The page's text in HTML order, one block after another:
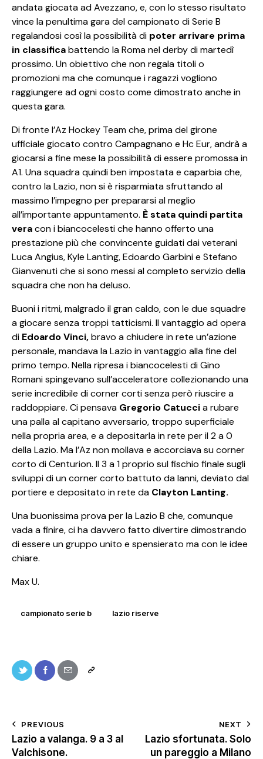
andata giocata ad Avezzano, e, con lo stesso risultato
vince la penultima gara del campionato di Serie B
regalandosi così la possibilità di poter arrivare prima
in classificabattendo la Roma nel derby di martedì
prossimo. Un obiettivo che non regala titoli o
promozioni ma che comunque i ragazzi vogliono
raggiungere ad ogni costo come dimostrato anche in
questa gara.
Di fronte l’Az Hockey Team che, prima del girone
ufficiale giocato contro Campagnano e Hc Eur, andrà a
giocarsi a fine mese la possibilità di essere promossa in
A1. Una squadra quindi ben impostata e caparbia che,
contro la Lazio, non si è risparmiata sfruttando al
massimo l’impegno per prepararsi al meglio
all’importante appuntamento. È stata quindi partita
veracon i biancocelesti che hanno offerto una
prestazione più che convincente guidati dai veterani
Luca Angius, Kyle Lanting, Edoardo Garbini e Stefano
Gianvenuti che si sono messi al completo servizio della
squadra che non ha deluso.
Buoni i ritmi, malgrado il gran caldo, con le due squadre
a giocare senza troppi tatticismi. Il vantaggio ad opera
di Edoardo Vinci,bravo a chiudere in rete un’azione
personale, mandava la Lazio in vantaggio alla fine del
primo tempo. Nella ripresa i biancocelesti di Gino
Romani spingevano sull’acceleratore collezionando una
serie incredibile di corner corti senza però riuscire a
raddoppiare. Ci pensava Gregorio Catuccia rubare
una palla al capitano avversario, troppo superficiale
nella propria area, e a depositarla in rete per il 2 a 0
della Lazio. Ma l’Az non mollava e accorciava su corner
corto di Centurion. Il 3 a 1 proprio sul fischio finale sugli
sviluppi di un corner corto battuto da Ianni, deviato dal
portiere e depositato in rete da Clayton Lanting.
Una buonissima prova per la Lazio B che, comunque
vada a finire, ci ha davvero fatto divertire dimostrando
di essere un gruppo unito e spensierato ma con le idee
chiare.
Max U.
campionato serie b lazio riserve
PREVIOUS
Lazio a valanga. 9 a 3 al
Valchisone.
NEXT
Lazio sfortunata. Solo
un pareggio a Milano